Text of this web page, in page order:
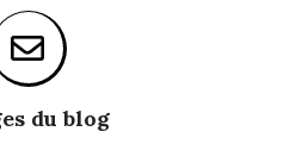
du blog